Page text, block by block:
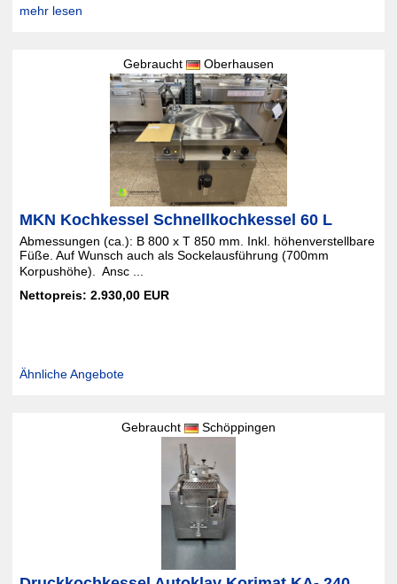
mehr lesen
Gebraucht Oberhausen
MKN Kochkessel Schnellkochkessel 60 L
Abmessungen (ca.): B 800 x T 850 mm. Inkl. höhenverstellbare
Füße. Auf Wunsch auch als Sockelausführung (700mm
Korpushöhe).  Ansc ...
Nettopreis: 2.930,00 EUR
Ähnliche Angebote
Gebraucht Schöppingen